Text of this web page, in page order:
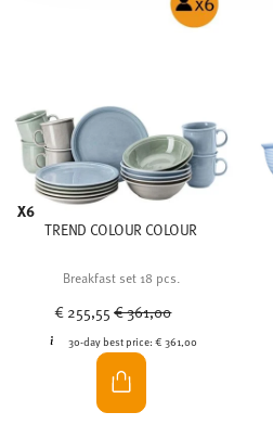
X6
TREND COLOUR COLOUR
Breakfast set 18 pcs.
€ 255,55Price reduced from
€ 361,00
30-day best price:€ 361,00